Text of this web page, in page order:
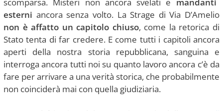
scomparsa. Misteri non ancora svelati e mandanti
esterni ancora senza volto. La Strage di Via D’Amelio
non è affatto un capitolo chiuso, come la retorica di
Stato tenta di far credere. E come tutti i capitoli ancora
aperti della nostra storia repubblicana, sanguina e
interroga ancora tutti noi su quanto lavoro ancora c’è da
fare per arrivare a una verità storica, che probabilmente
non coinciderà mai con quella giudiziaria.